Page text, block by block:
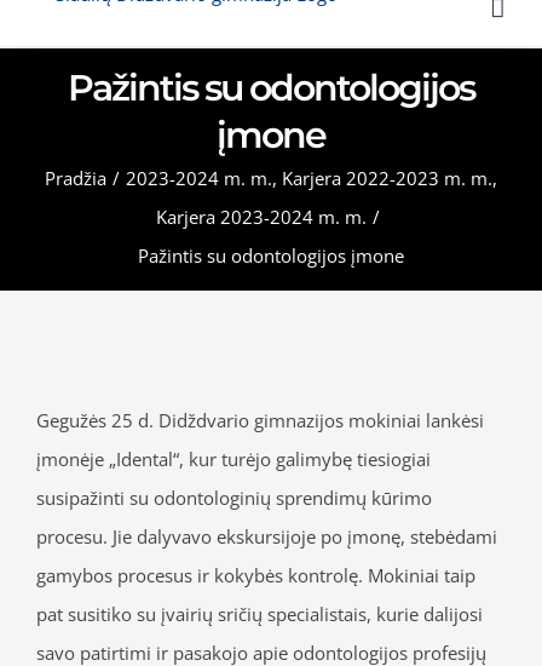
Pažintis su odontologijos
įmone
Pradžia / 2023-2024 m. m., Karjera 2022-2023 m. m.,
Karjera 2023-2024 m. m. /
Pažintis su odontologijos įmone
Gegužės 25 d. Didždvario gimnazijos mokiniai lankėsi
įmonėje „Idental“, kur turėjo galimybę tiesiogiai
susipažinti su odontologinių sprendimų kūrimo
procesu. Jie dalyvavo ekskursijoje po įmonę, stebėdami
gamybos procesus ir kokybės kontrolę. Mokiniai taip
pat susitiko su įvairių sričių specialistais, kurie dalijosi
savo patirtimi ir pasakojo apie odontologijos profesijų